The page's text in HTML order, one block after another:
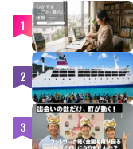
1
2
3